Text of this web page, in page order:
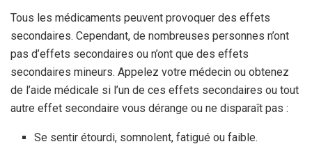
Tous les médicaments peuvent provoquer des effets
secondaires. Cependant, de nombreuses personnes n’ont
pas d’effets secondaires ou n’ont que des effets
secondaires mineurs. Appelez votre médecin ou obtenez
de l’aide médicale si l’un de ces effets secondaires ou tout
autre effet secondaire vous dérange ou ne disparaît pas :
Se sentir étourdi, somnolent, fatigué ou faible.